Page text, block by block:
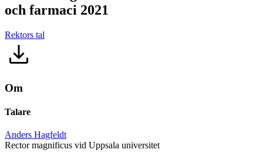
och farmaci 2021
Rektors tal
Om
Talare
Anders Hagfeldt
Rector magnificus vid Uppsala universitet